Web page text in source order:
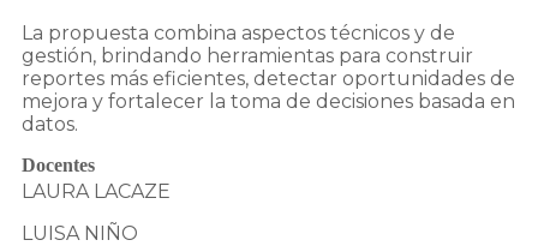
La propuesta combina aspectos técnicos y de
gestión, brindando herramientas para construir
reportes más eficientes, detectar oportunidades de
mejora y fortalecer la toma de decisiones basada en
datos.
Docentes
LAURA LACAZE
LUISA NIÑO